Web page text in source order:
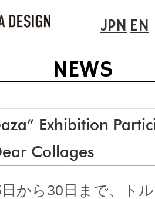
JPNEN
NEWS
Exhibition
Collages
から30日まで、ト